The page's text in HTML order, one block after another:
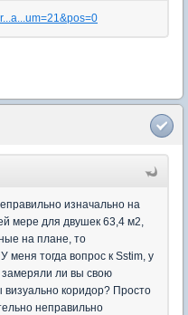
изначально на
мере для двушек 63,4 м2,
на плане, то
меня тогда вопрос к Sstim, у
замеряли ли вы свою
визуально коридор? Просто
неправильно